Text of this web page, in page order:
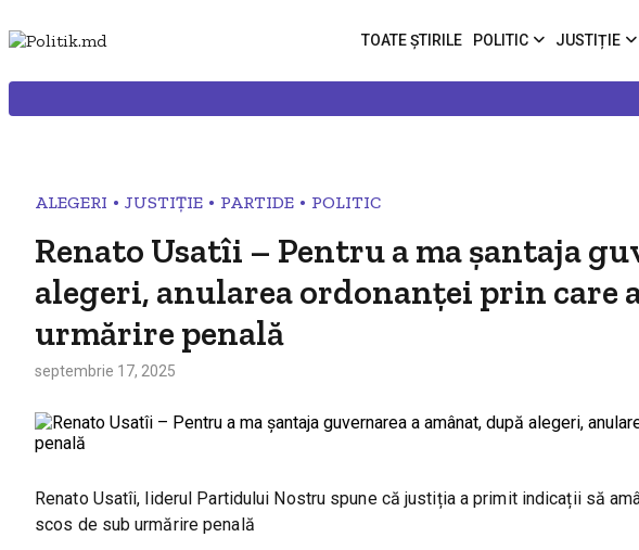
TOATE ȘTIRILE POLITIC JUSTIȚIE
ALEGERI • JUSTIȚIE • PARTIDE • POLITIC
Renato Usatîi – Pentru a ma șantaja
alegeri, anularea ordonanței prin care
urmărire penală
septembrie 17, 2025
Renato Usatîi, liderul Partidului Nostru spune că justiția a primit indicații să
scos de sub urmărire penală